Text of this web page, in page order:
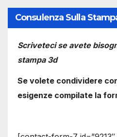
Consulenza Sulla
Scriveteci se avete
stampa 3d
Se volete condividere
esigenze compilate la